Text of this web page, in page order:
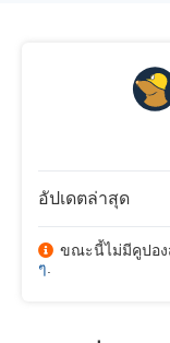
อัปเดตล่าสุด
ขณะนี้ไม่มีคูปอง
ๆ